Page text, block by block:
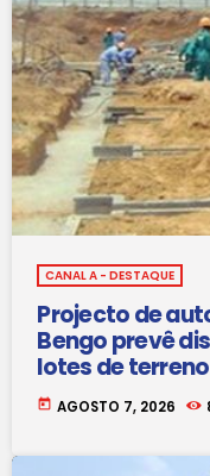
CANAL A - DESTAQUE
Projecto de
Bengo prevê
lotes de terreno
today AGOSTO 7, 2026